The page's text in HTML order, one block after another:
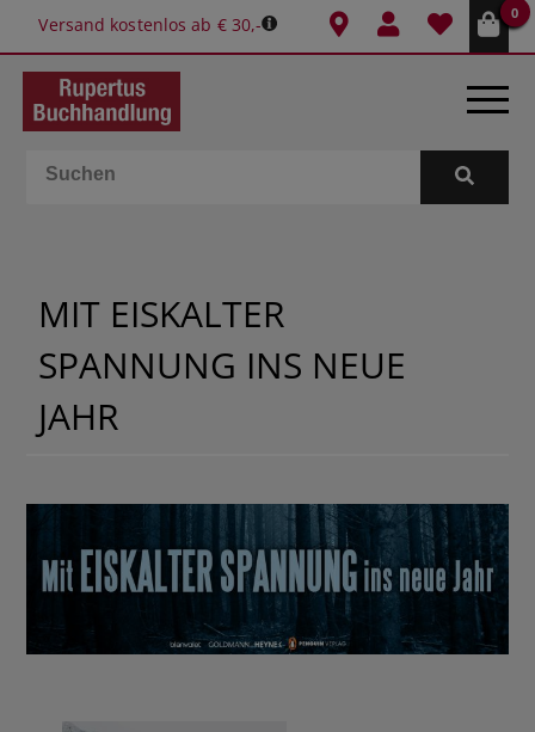
Versand kostenlos ab € 30,-
0
BÜCHER
SPIELE
GESCHENKIDEEN & MEHR
MIT EISKALTER
SPANNUNG INS NEUE
JAHR